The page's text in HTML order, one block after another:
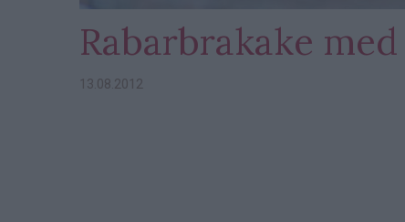
Rabarbrakake
13.08.2012